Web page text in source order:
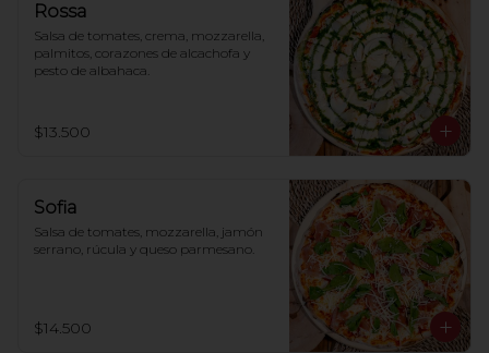
Rossa
Salsa de tomates, crema, mozzarella,
palmitos, corazones de alcachofa y
pesto de albahaca.
$13.500
Sofia
Salsa de tomates, mozzarella, jamón
serrano, rúcula y queso parmesano.
$14.500